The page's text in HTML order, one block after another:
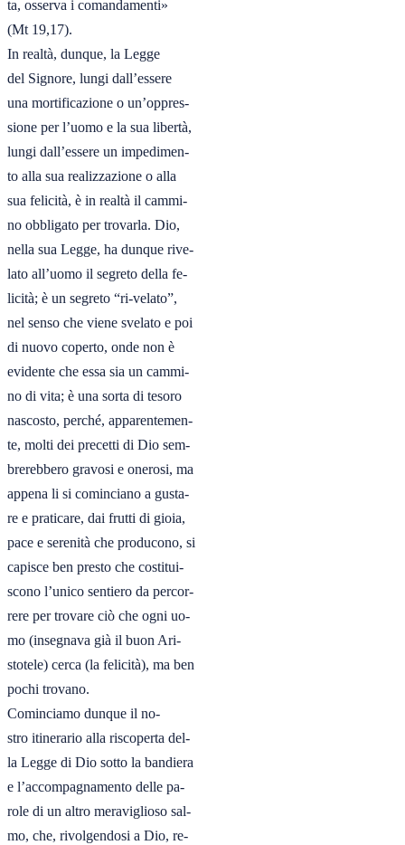
ta, osserva i comandamenti»
(Mt 19,17).
In realtà, dunque, la Legge
del Signore, lungi dall’essere
una mortificazione o un’oppres-
sione per l’uomo e la sua libertà,
lungi dall’essere un impedimen-
to alla sua realizzazione o alla
sua felicità, è in realtà il cammi-
no obbligato per trovarla. Dio,
nella sua Legge, ha dunque rive-
lato all’uomo il segreto della fe-
licità; è un segreto “ri-velato”,
nel senso che viene svelato e poi
di nuovo coperto, onde non è
evidente che essa sia un cammi-
no di vita; è una sorta di tesoro
nascosto, perché, apparentemen-
te, molti dei precetti di Dio sem-
brerebbero gravosi e onerosi, ma
appena li si cominciano a gusta-
re e praticare, dai frutti di gioia,
pace e serenità che producono, si
capisce ben presto che costitui-
scono l’unico sentiero da percor-
rere per trovare ciò che ogni uo-
mo (insegnava già il buon Ari-
stotele) cerca (la felicità), ma ben
pochi trovano.
Cominciamo dunque il no-
stro itinerario alla riscoperta del-
la Legge di Dio sotto la bandiera
e l’accompagnamento delle pa-
role di un altro meraviglioso sal-
mo, che, rivolgendosi a Dio, re-